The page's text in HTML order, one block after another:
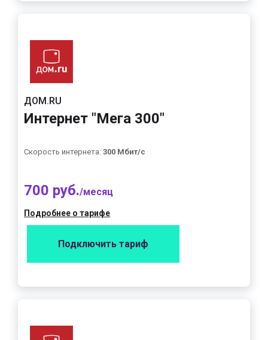
ДОМ.RU
Интернет "Мега 300"
Скорость интернета: 300 Мбит/с
700 руб./месяц
Подробнее о тарифе
Подключить тариф